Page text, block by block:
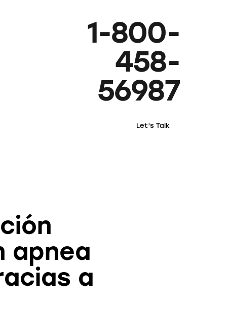
1-800-
458-
56987
Let’s Talk
apnea
a